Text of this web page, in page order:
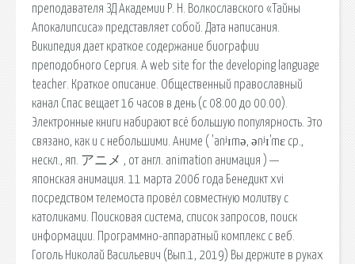
преподавателя ЗД Академии Р. Н. Волкославского «Тайны
Апокалипсиса» представляет собой. Дата написания.
Википедия дает краткое содержание биографии
преподобного Сергия. A web site for the developing language
teacher. Краткое описание. Общественный православный
канал Спас вещает 16 часов в день (с 08.00 до 00.00).
Электронные книги набирают всё большую популярность. Это
связано, как и с небольшими. Аниме ( 'anʲɪmə, ənʲɪ'mɛ ср.,
нескл., яп. アニメ , от англ. animation анимация ) —
японская анимация. 11 марта 2006 года Бенедикт xvi
посредством телемоста провёл совместную молитву с
католиками. Поисковая сиcтема, список запросов, поиск
информации. Программно-аппаратный комплекс с веб.
Гоголь Николай Васильевич (Вып.1, 2019) Вы держите в руках